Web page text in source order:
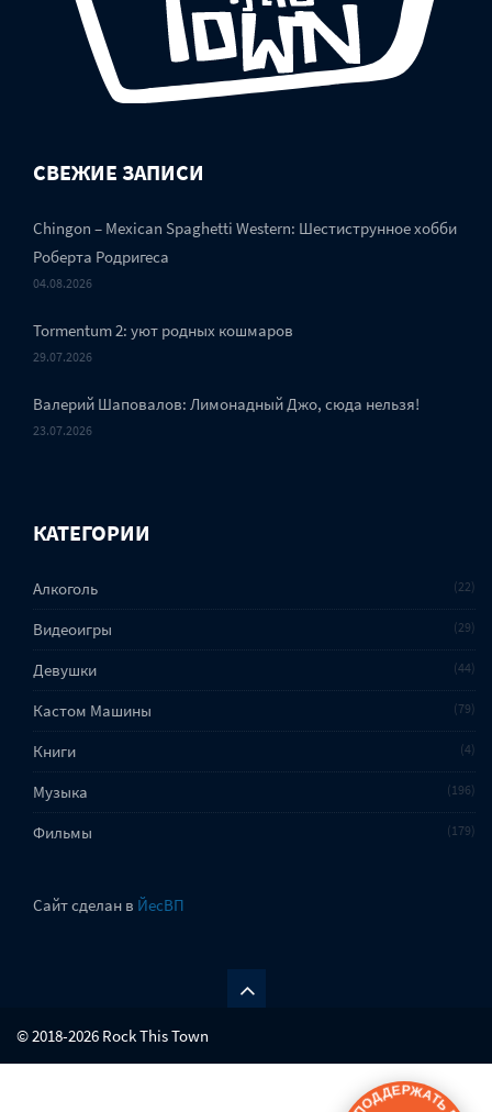
СВЕЖИЕ ЗАПИСИ
Chingon – Mexican Spaghetti Western: Шестиструнное хобби
Роберта Родригеса
04.08.2026
Tormentum 2: уют родных кошмаров
29.07.2026
Валерий Шаповалов: Лимонадный Джо, сюда нельзя!
23.07.2026
КАТЕГОРИИ
Алкоголь 22
Видеоигры 29
Девушки 44
Кастом Машины 79
Книги 4
Музыка 196
Фильмы 179
Сайт сделан в ЙесВП
© 2018-2026 Rock This Town